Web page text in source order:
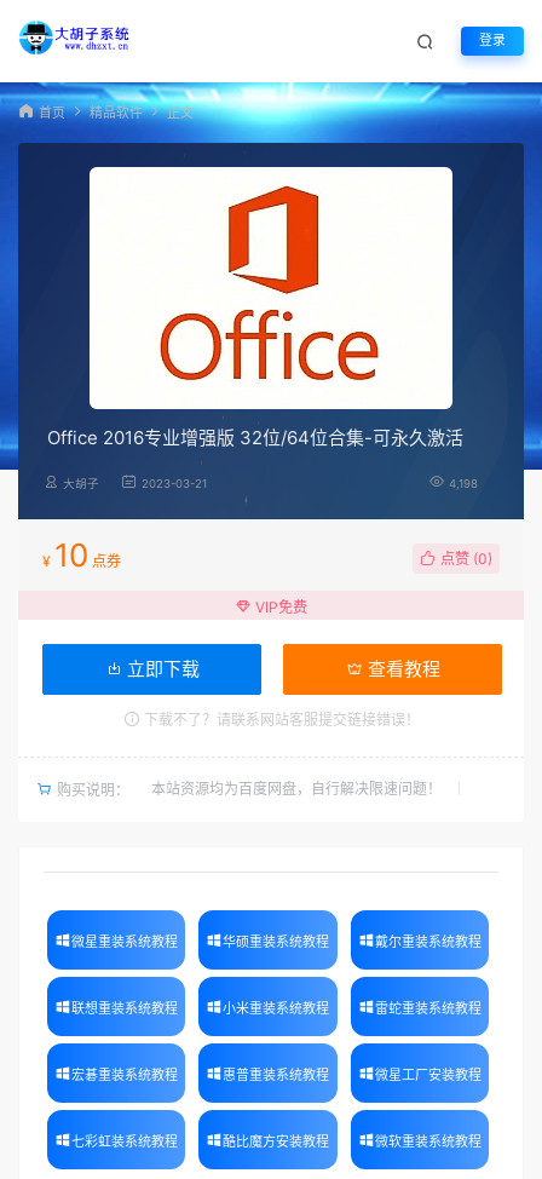
登录
首页 精品软件 正文
Office 2016专业增强版 32位/64位合集-可永久激活
大胡子 2023-03-21 4,198
¥ 10 点券 点赞 (0)
VIP免费
立即下载 查看教程
下载不了？请联系网站客服提交链接错误！
购买说明： 本站资源均为百度网盘，自行解决限速问题！
微星重装系统教程 华硕重装系统教程 戴尔重装系统教程
联想重装系统教程 小米重装系统教程 雷蛇重装系统教程
宏碁重装系统教程 惠普重装系统教程 微星工厂安装教程
七彩虹装系统教程 酷比魔方安装教程 微软重装系统教程